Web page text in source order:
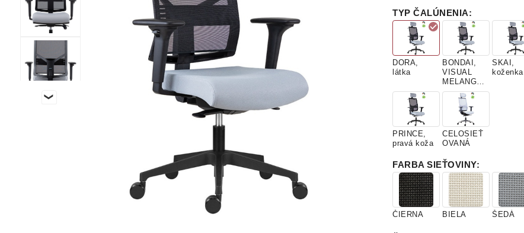
TYP ČALÚNENIA:
DORA,
látka
BONDAI,
VISUAL
MELANGE,
látky
SKAI,
koženka
PRINCE,
pravá koža
CELOSIEŤ
OVANÁ
FARBA SIEŤOVINY:
ČIERNA BIELA ŠEDÁ